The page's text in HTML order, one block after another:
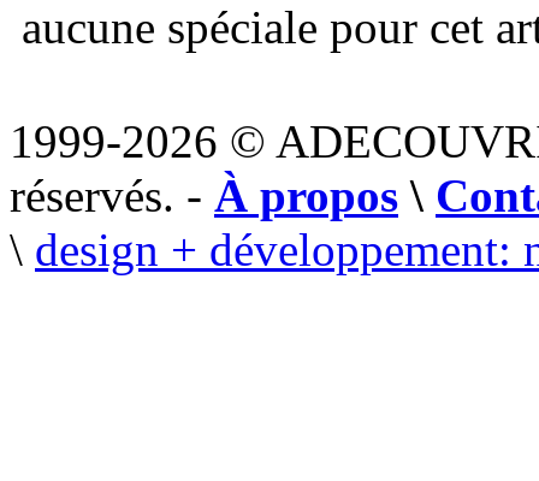
aucune spéciale pour cet
1999-2026 ©
réservés. - À propos \
\ design + développement: